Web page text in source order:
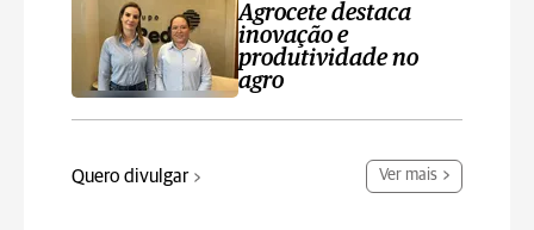
Agrocete destaca
inovação e
produtividade no
agro
Quero divulgar Ver mais